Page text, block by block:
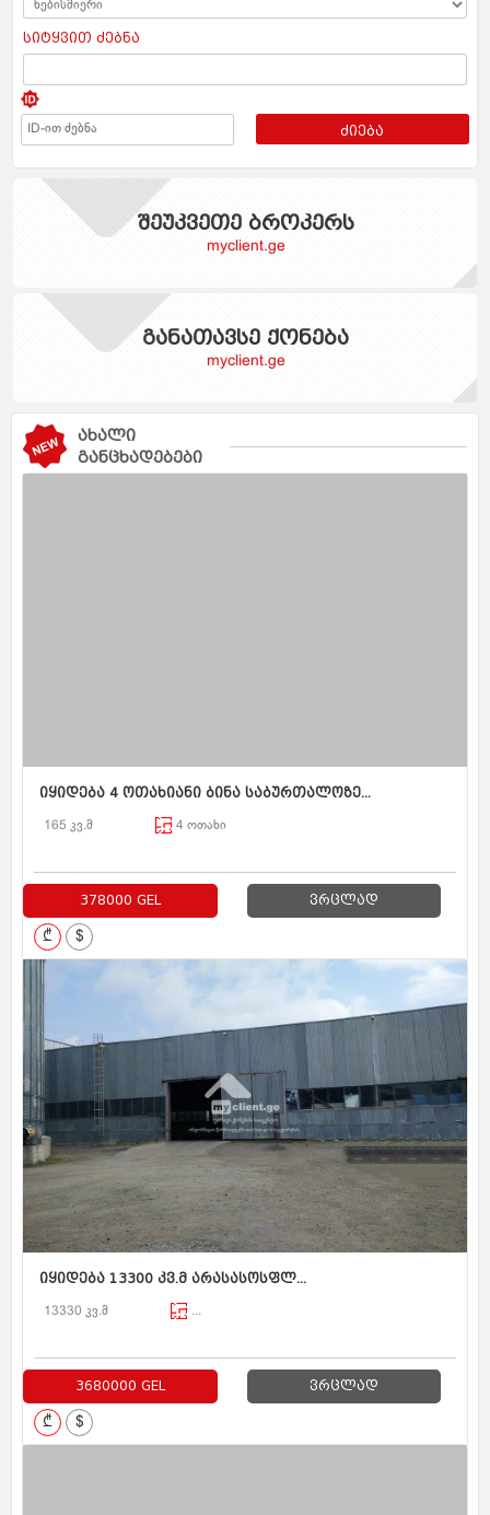
სიტყვით ძებნა
ძიება
შეუკვეთე ბროკერს
myclient.ge
განათავსე ქონება
myclient.ge
ახალი
განცხადებები
იყიდება 4 ოთახიანი ბინა საბურთალოზე...
165 კვ.მ 4 ოთახი
378000 GEL ვრცლად
₾ $
იყიდება 13300 კვ.მ არასასოსფლ...
13330 კვ.მ ...
3680000 GEL ვრცლად
₾ $